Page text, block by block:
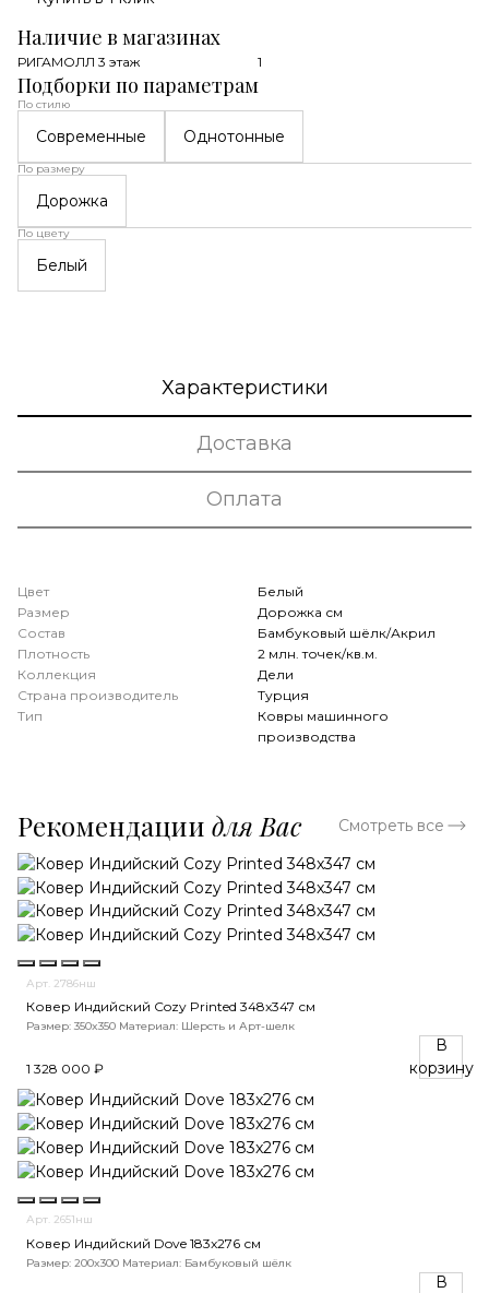
Наличие в магазинах
РИГАМОЛЛ 3 этаж 1
Подборки по параметрам
По стилю
Современные Однотонные
По размеру
Дорожка
По цвету
Белый
Характеристики
Доставка
Оплата
Цвет
Белый
Размер
Дорожка см
Состав
Бамбуковый шёлк/Акрил
Плотность
2 млн. точек/кв.м.
Коллекция
Дели
Страна производитель
Турция
Тип
Ковры машинного
производства
Рекомендации для Вас Смотреть все
Арт. 2786нш
Ковер Индийский Cozy Printed 348x347 см
Размер: 350x350 Материал: Шерсть и Арт-шелк
1 328 000 ₽
В
корзину
Арт. 2651нш
Ковер Индийский Dove 183x276 см
Размер: 200x300 Материал: Бамбуковый шёлк
В